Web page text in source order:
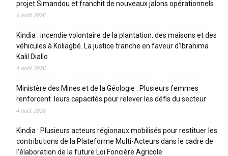
projet Simandou et franchit de nouveaux jalons opérationnels
6 août 2026
Kindia : incendie volontaire de la plantation, des maisons et des
véhicules à Koliagbé. La justice tranche en faveur d’Ibrahima
Kalil Diallo
4 août 2026
Ministère des Mines et de la Géologie : Plusieurs femmes
renforcent leurs capacités pour relever les défis du secteur
4 août 2026
Kindia : Plusieurs acteurs régionaux mobilisés pour restituer les
contributions de la Plateforme Multi-Acteurs dans le cadre de
l’élaboration de la future Loi Foncière Agricole